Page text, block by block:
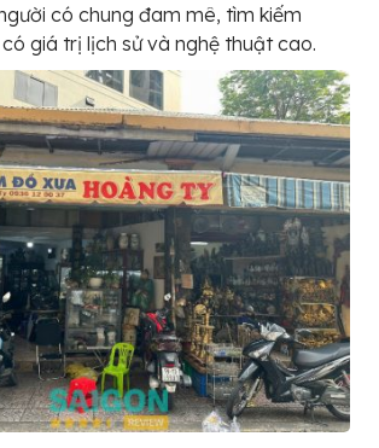
có chung đam mê, tìm kiếm
giá trị lịch sử và nghệ thuật cao.